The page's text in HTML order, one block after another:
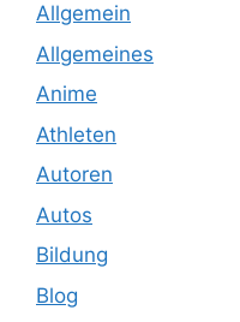
Allgemein
Allgemeines
Anime
Athleten
Autoren
Autos
Bildung
Blog